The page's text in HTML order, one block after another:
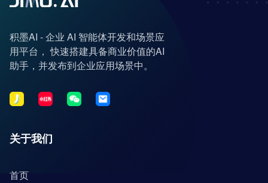
积墨AI - 企业 AI 智能体开发和场景应
用平台， 快速搭建具备商业价值的AI
助手，并发布到企业应用场景中。
关于我们
首页